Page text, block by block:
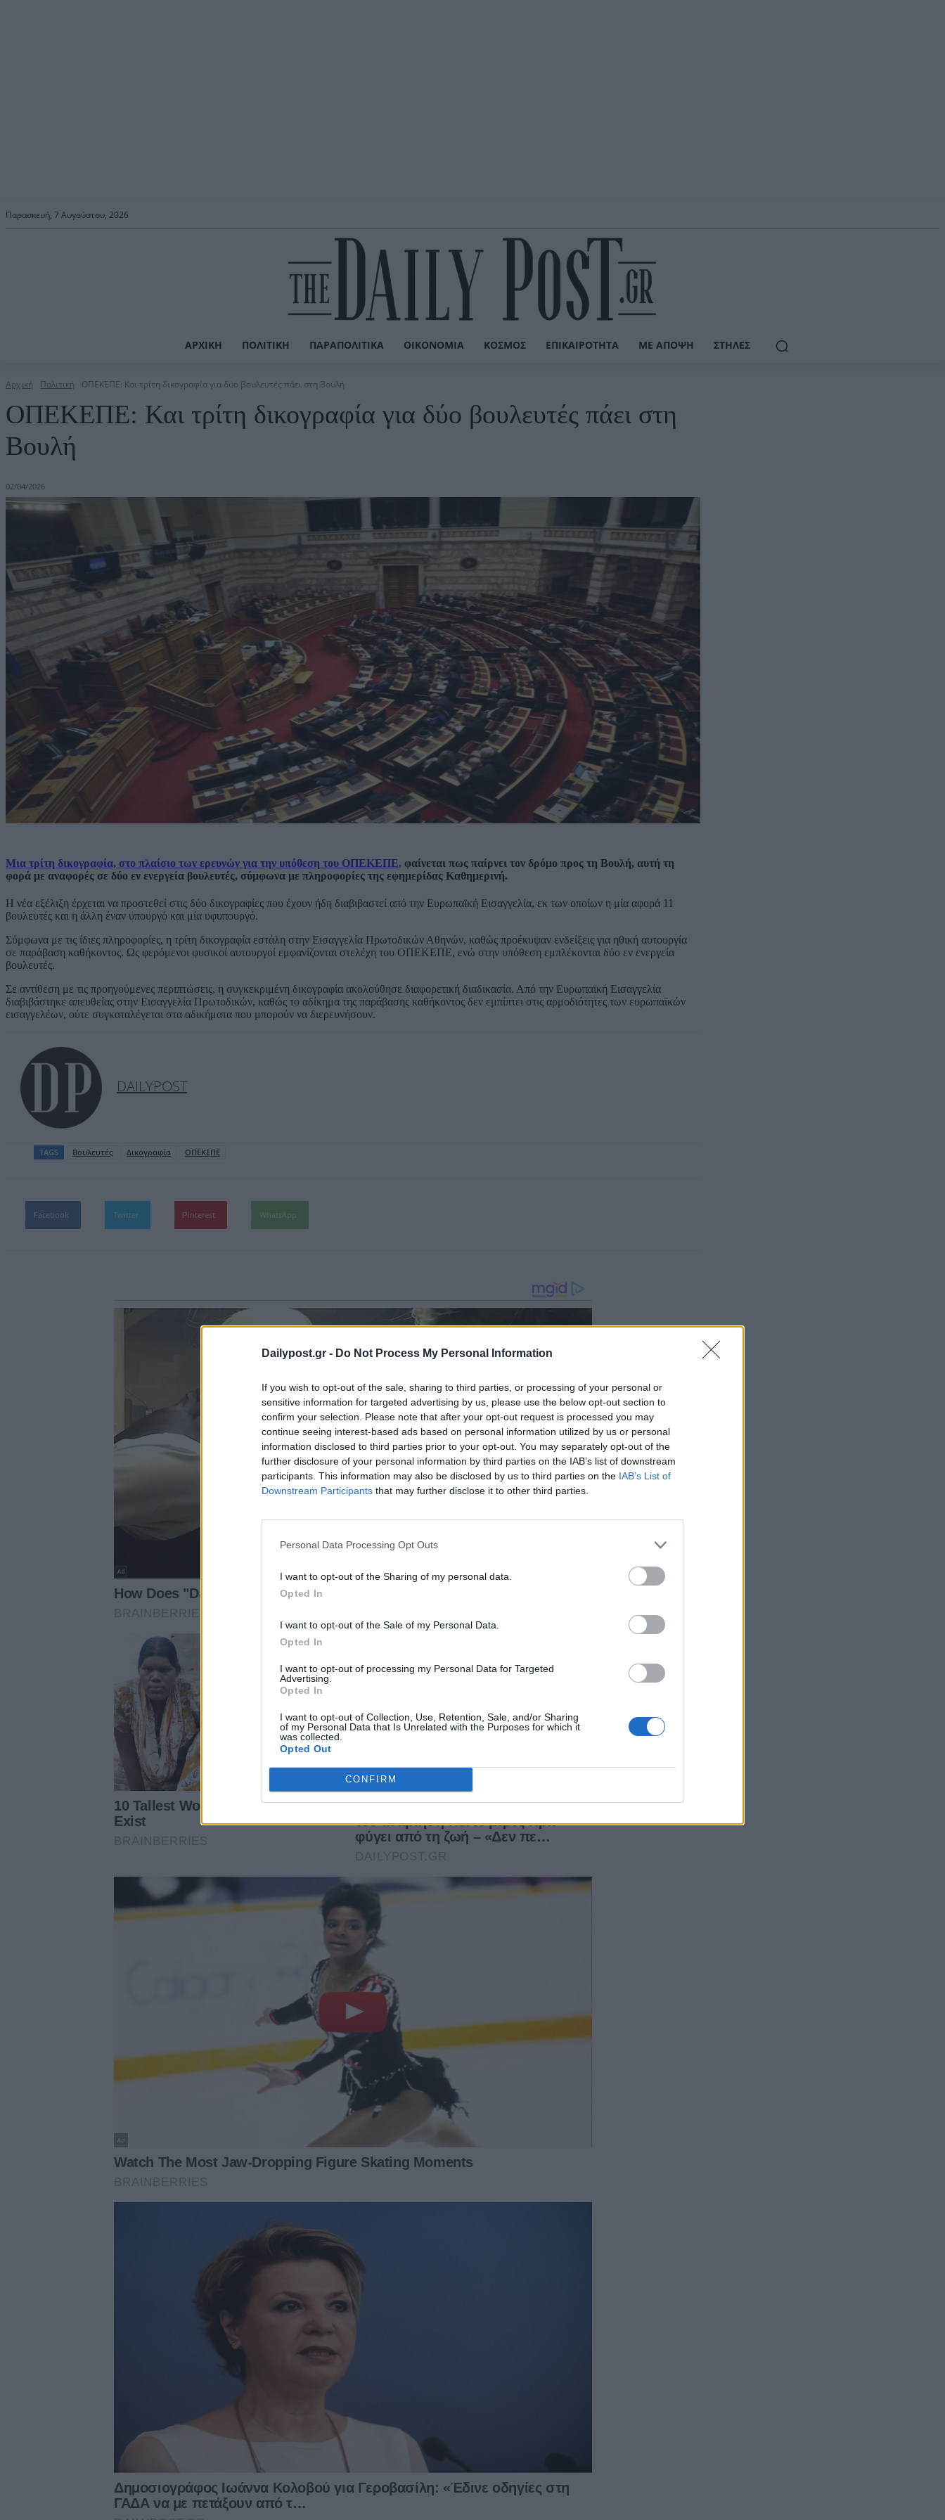
Dailypost.gr - Do Not Process My Personal Information
If you wish to opt-out of the sale, sharing to third parties, or processing of your personal or
sensitive information for targeted advertising by us, please use the below opt-out section to
confirm your selection. Please note that after your opt-out request is processed you may
continue seeing interest-based ads based on personal information utilized by us or personal
information disclosed to third parties prior to your opt-out. You may separately opt-out of the
further disclosure of your personal information by third parties on the IAB’s list of downstream
participants. This information may also be disclosed by us to third parties on the IAB’s List of
Downstream Participants that may further disclose it to other third parties.
Personal Data Processing Opt Outs
I want to opt-out of the Sharing of my personal data.
Opted In
I want to opt-out of the Sale of my Personal Data.
Opted In
I want to opt-out of processing my Personal Data for Targeted
Advertising.
Opted In
I want to opt-out of Collection, Use, Retention, Sale, and/or Sharing
of my Personal Data that Is Unrelated with the Purposes for which it
was collected.
Opted Out
CONFIRM
Παρασκευή, 7 Αυγούστου, 2026
ΑΡΧΙΚΉ ΠΟΛΙΤΙΚΉ ΠΑΡΑΠΟΛΙΤΙΚΆ ΟΙΚΟΝΟΜΊΑ ΚΌΣΜΟΣ ΕΠΙΚΑΙΡΌΤΗΤΑ ΜΕ ΆΠΟΨΗ ΣΤΉΛΕΣ
Αρχική Πολιτική ΟΠΕΚΕΠΕ: Και τρίτη δικογραφία για δύο βουλευτές πάει στη Βουλή
ΟΠΕΚΕΠΕ: Και τρίτη δικογραφία για δύο βουλευτές πάει στη
Βουλή
02/04/2026
Μια τρίτη δικογραφία, στο πλαίσιο των ερευνών για την υπόθεση του ΟΠΕΚΕΠΕ, φαίνεται πως παίρνει τον δρόμο προς τη Βουλή, αυτή τη
φορά με αναφορές σε δύο εν ενεργεία βουλευτές, σύμφωνα με πληροφορίες της εφημερίδας Καθημερινή.
Η νέα εξέλιξη έρχεται να προστεθεί στις δύο δικογραφίες που έχουν ήδη διαβιβαστεί από την Ευρωπαϊκή Εισαγγελία, εκ των οποίων η μία αφορά 11
βουλευτές και η άλλη έναν υπουργό και μία υφυπουργό.
Σύμφωνα με τις ίδιες πληροφορίες, η τρίτη δικογραφία εστάλη στην Εισαγγελία Πρωτοδικών Αθηνών, καθώς προέκυψαν ενδείξεις για ηθική αυτουργία
σε παράβαση καθήκοντος. Ως φερόμενοι φυσικοί αυτουργοί εμφανίζονται στελέχη του ΟΠΕΚΕΠΕ, ενώ στην υπόθεση εμπλέκονται δύο εν ενεργεία
βουλευτές.
Σε αντίθεση με τις προηγούμενες περιπτώσεις, η συγκεκριμένη δικογραφία ακολούθησε διαφορετική διαδικασία. Από την Ευρωπαϊκή Εισαγγελία
διαβιβάστηκε απευθείας στην Εισαγγελία Πρωτοδικών, καθώς το αδίκημα της παράβασης καθήκοντος δεν εμπίπτει στις αρμοδιότητες των ευρωπαϊκών
εισαγγελέων, ούτε συγκαταλέγεται στα αδικήματα που μπορούν να διερευνήσουν.
DAILYPOST
TAGS Βουλευτές Δικογραφία ΟΠΕΚΕΠΕ
Facebook Twitter Pinterest WhatsApp